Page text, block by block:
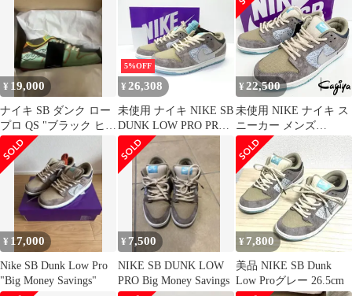
¥ 19,000
ナイキ SB ダンク ロー
プロ QS "ブラック ヒス
トリー マンス
5%OFF
¥ 26,308
未使用 ナイキ NIKE SB
DUNK LOW PRO PRM
Big Money Savings
FZ3129-200 size:26.5cm
靴 △WT5217
¥22,500
未使用 NIKE ナイキ ス
ニーカー メンズ
FZ3129-200 ナイキSB
ダンク LOW PRO PRM
ベージュ 水色 "Big
Money Savings" 28cm
¥ 17,000
Nike SB Dunk Low Pro
"Big Money Savings"
¥ 7,500
NIKE SB DUNK LOW
PRO Big Money Savings
¥ 7,800
美品 NIKE SB Dunk
Low Proグレー 26.5cm